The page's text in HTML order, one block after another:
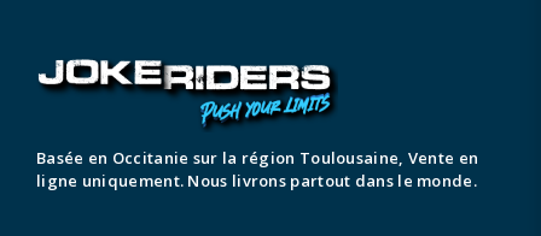
Basée en Occitanie sur la région Toulousaine, Vente en
ligne uniquement. Nous livrons partout dans le monde.